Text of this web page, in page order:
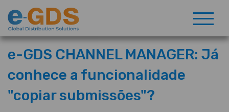
e-GDS CHANNEL MANAGER: Já
conhece a funcionalidade
"copiar submissões"?